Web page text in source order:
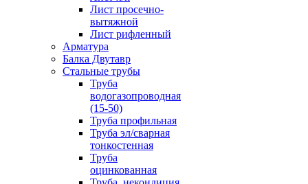
Лист просечно-
вытяжной
Лист рифленный
Арматура
Балка Двутавр
Стальные трубы
Труба
водогазопроводная
(15-50)
Труба профильная
Труба эл/сварная
тонкостенная
Труба
оцинкованная